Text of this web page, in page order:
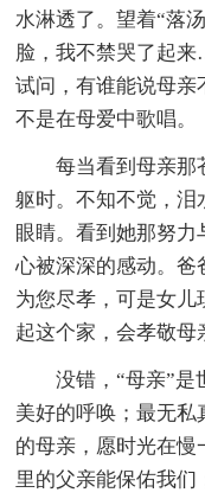
水淋透了。望着“落
脸，我不禁哭了起
试问，有谁能说母亲
不是在母爱中歌唱。
每当看到母亲那
躯时。不知不觉，泪
眼睛。看到她那努
心被深深的感动。爸
为您尽孝，可是女
起这个家，会孝敬母
没错，“母亲”是
美好的呼唤；最无私
的母亲，愿时光在慢
里的父亲能保佑我